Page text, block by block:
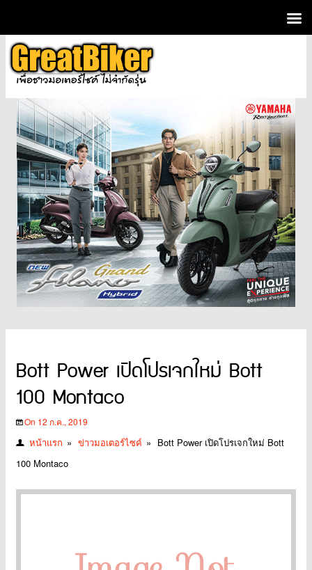
Bott Power เปิดโปรเจกใหม่ Bott
100 Montaco
On 12 ก.ค., 2019
หน้าแรก » ข่าวมอเตอร์ไซค์ » Bott Power เปิดโปรเจกใหม่ Bott
100 Montaco